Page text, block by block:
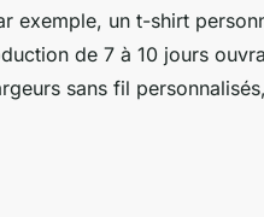
exemple, un t-shirt
de 7 à 10 jours
sans fil